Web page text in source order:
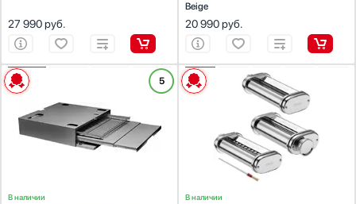
27 990руб.
Beige
20 990руб.
ХАРАКТЕРИСТИКИ
Предназначение:
для стиральных машин, для сушильных
Цвет:
титан
5
В наличии
ХАРАКТЕРИСТИКИ
Предназначение:
для миксеров
нержавеющая сталь
нержавеющая сталь
В наличии